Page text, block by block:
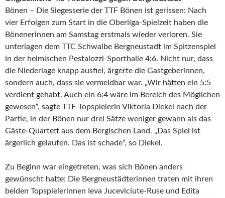
Bönen – Die Siegesserie der TTF Bönen ist gerissen: Nach
vier Erfolgen zum Start in die Oberliga-Spielzeit haben die
Bönenerinnen am Samstag erstmals wieder verloren. Sie
unterlagen dem TTC Schwalbe Bergneustadt im Spitzenspiel
in der heimischen Pestalozzi-Sporthalle 4:6. Nicht nur, dass
die Niederlage knapp ausfiel, ärgerte die Gastgeberinnen,
sondern auch, dass sie vermeidbar war. „Wir hätten ein 5:5
verdient gehabt. Auch ein 6:4 wäre im Bereich des Möglichen
gewesen“, sagte TTF-Topspielerin Viktoria Diekel nach der
Partie, in der Bönen nur drei Sätze weniger gewann als das
Gäste-Quartett aus dem Bergischen Land. „Das Spiel ist
ärgerlich gelaufen. Das ist schade“, so Diekel.
Zu Beginn war eingetreten, was sich Bönen anders
gewünscht hatte: Die Bergneustädterinnen traten mit ihren
beiden Topspielerinnen Ieva Juceviciute-Ruse und Edita